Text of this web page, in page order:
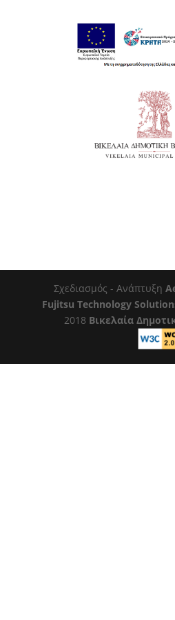
Σχεδιασμός - Ανάπτυξη
Fujitsu Technology
2018 Βικελαία